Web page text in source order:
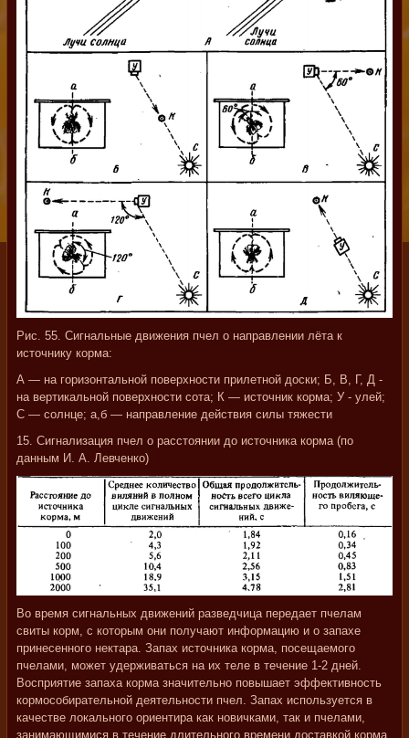
Рис. 55. Сигнальные движения пчел о направлении лёта к
источнику корма:
А — на горизонтальной поверхности прилетной доски; Б, В, Г, Д -
на вертикальной поверхности сота; К — источник корма; У - улей;
С — солнце; а,б — направление действия силы тяжести
15. Сигнализация пчел о расстоянии до источника корма (по
данным И. А. Левченко)
Во время сигнальных движений разведчица передает пчелам
свиты корм, с которым они получают информацию и о запахе
принесенного нектара. Запах источника корма, посещаемого
пчелами, может удерживаться на их теле в течение 1-2 дней.
Восприятие запаха корма значительно повышает эффективность
кормособирательной деятельности пчел. Запах используется в
качестве локального ориентира как новичками, так и пчелами,
занимающимися в течение длительного времени доставкой корма